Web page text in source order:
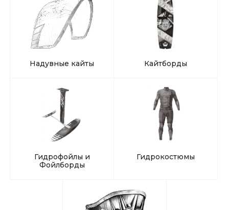
Надувные кайты Кайтборды
Гидрофойлы и
Фойлборды
Гидрокостюмы